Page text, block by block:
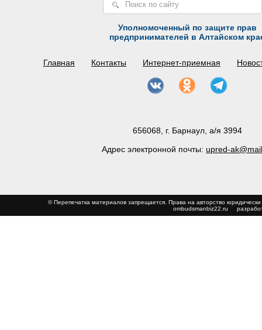
Уполномоченный по защите прав
предпринимателей в Алтайском
Главная Контакты Интернет-приемная
656068, г. Барнаул, а/я 3994
Адрес электронной почты: upred-
© Перепечатка материалов запрещается. Права на авторство
ombudsmanbiz22.ru